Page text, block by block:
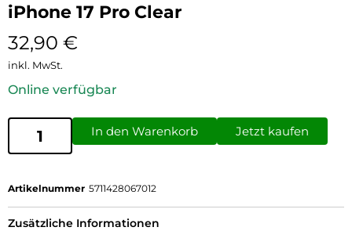
iPhone 17 Pro Clear
32,90 €
inkl. MwSt.
Online verfügbar
In den Warenkorb Jetzt kaufen
Artikelnummer 5711428067012
Zusätzliche Informationen